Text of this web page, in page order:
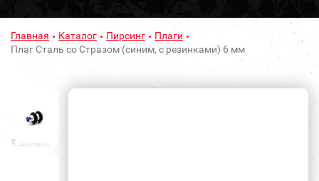
Главная Каталог Пирсинг
Плаги
Плаг Сталь со Стразом (синим, с резинками) 6 мм